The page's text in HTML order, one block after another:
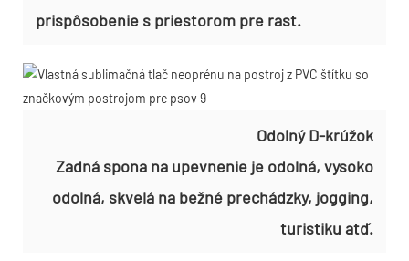
prispôsobenie s priestorom pre rast.
Odolný D-krúžok
Zadná spona na upevnenie je odolná, vysoko
odolná, skvelá na bežné prechádzky, jogging,
turistiku atď.